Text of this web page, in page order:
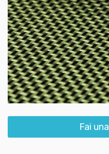
Fai